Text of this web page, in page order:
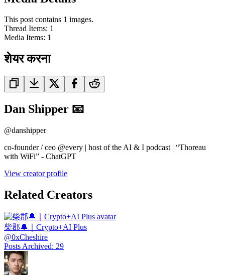
This post contains 1 images.
Thread Items: 1
Media Items: 1
शेयर करना
Dan Shipper 📧
@danshipper
co-founder / ceo @every | host of the AI & I podcast | “Thoreau
with WiFi” - ChatGPT
View creator profile
Related Creators
柴郡🔔｜Crypto+AI Plus
@0xCheshire
Posts Archived: 29